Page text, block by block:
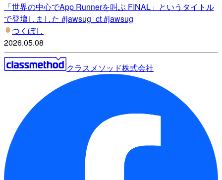
「世界の中心でApp Runnerを叫ぶ FINAL」というタイトル
で登壇しました #jawsug_ct #jawsug
つくぼし
2026.05.08
クラスメソッド株式会社